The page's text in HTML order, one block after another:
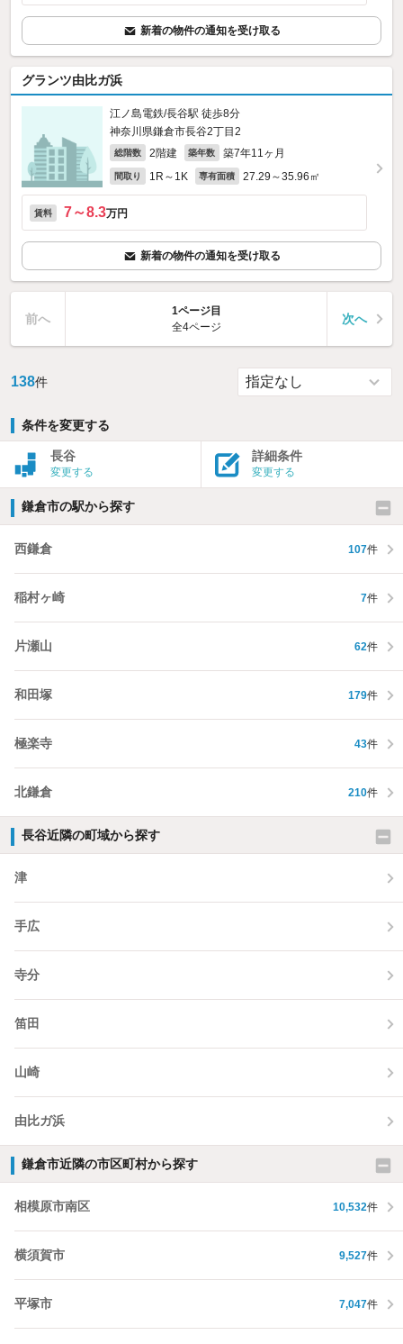
新着の物件の通知を受け取る
グランツ由比ガ浜
江ノ島電鉄/長谷駅 徒歩8分
神奈川県鎌倉市長谷2丁目2
総階数 2階建 築年数 築7年11ヶ月
間取り 1R～1K 専有面積 27.29～35.96㎡
賃料 7～8.3万円
新着の物件の通知を受け取る
前へ
1ページ目
全4ページ
次へ
138件
条件を変更する
長谷
変更する
詳細条件
変更する
鎌倉市の駅から探す
西鎌倉 107件
稲村ヶ崎 7件
片瀬山 62件
和田塚 179件
極楽寺 43件
北鎌倉 210件
長谷近隣の町域から探す
津
手広
寺分
笛田
山崎
由比ガ浜
鎌倉市近隣の市区町村から探す
相模原市南区 10,532件
横須賀市 9,527件
平塚市 7,047件